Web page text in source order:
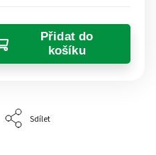
Přidat do
košíku
Sdílet